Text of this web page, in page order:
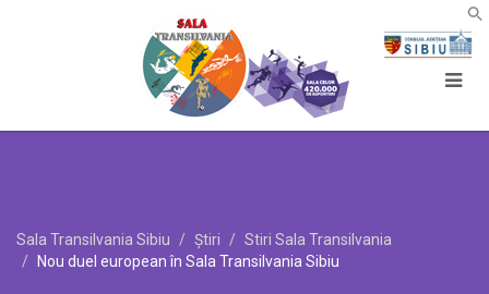
Sala Transilvania Sibiu Știri
Stiri Sala Transilvania
Nou duel european în Sala Transilvania Sibiu